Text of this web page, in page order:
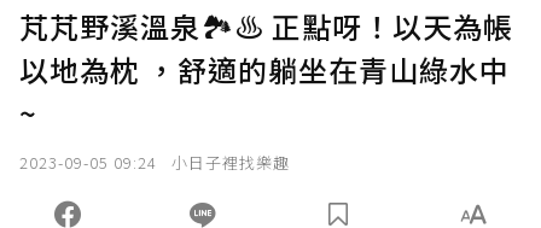
芃芃野溪溫泉🏞️♨ 正點呀！以天為帳
以地為枕 ，舒適的躺坐在青山綠水中
~
2023-09-05 09:24 小日子裡找樂趣